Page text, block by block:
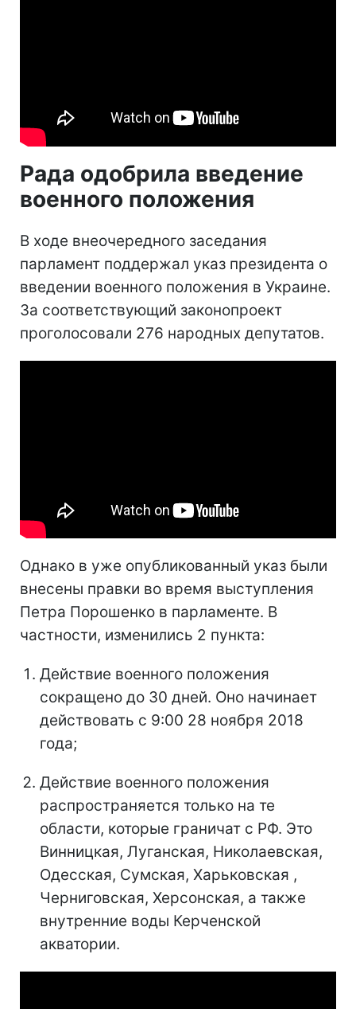
Рада одобрила введение
военного положения
В ходе внеочередного заседания
парламент поддержал указ президента о
введении военного положения в Украине.
За соответствующий законопроект
проголосовали 276 народных депутатов.
Однако в уже опубликованный указ были
внесены правки во время выступления
Петра Порошенко в парламенте. В
частности, изменились 2 пункта:
Действие военного положения
сокращено до 30 дней. Оно начинает
действовать с 9:00 28 ноября 2018
года;
Действие военного положения
распространяется только на те
области, которые граничат с РФ. Это
Винницкая, Луганская, Николаевская,
Одесская, Сумская, Харьковская ,
Черниговская, Херсонская, а также
внутренние воды Керченской
акватории.